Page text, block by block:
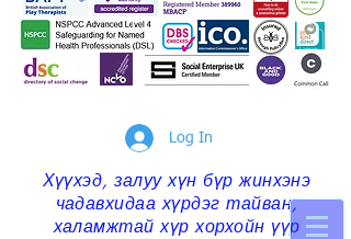
Log In
Хүүхэд, залуу хүн бүр жинхэнэ
чадавхидаа хүрдэг тайван,
халамжтай хүр хорхойн үүр